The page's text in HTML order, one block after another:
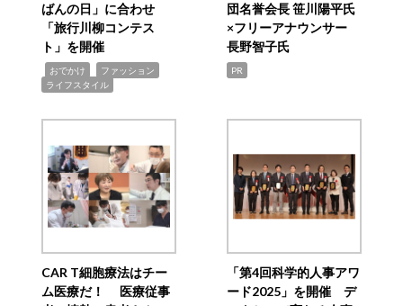
ばんの日」に合わせ
「旅行川柳コンテス
ト」を開催
おでかけ ファッション
ライフスタイル
団名誉会長 笹川陽平氏
×フリーアナウンサー
長野智子氏
PR
CAR T細胞療法はチー
ム医療だ！ 医療従事
「第4回科学的人事アワ
ード2025」を開催 デ